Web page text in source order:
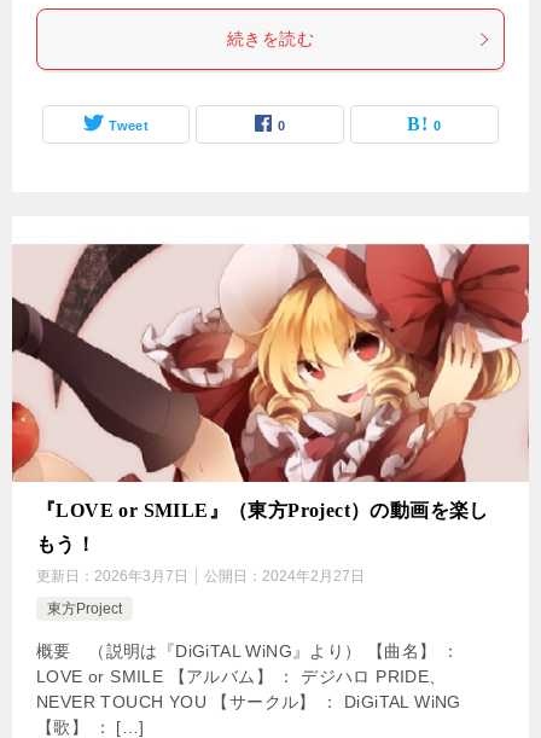
続きを読む
Tweet 0 0
『LOVE or SMILE』（東方Project）の動画を楽し
もう！
更新日： 2026年3月7日 公開日： 2024年2月27日
東方Project
概要 （説明は『DiGiTAL WiNG』より） 【曲名】 ：
LOVE or SMILE 【アルバム】 ： デジハロ PRIDE、
NEVER TOUCH YOU 【サークル】 ： DiGiTAL WiNG
【歌】 ： […]